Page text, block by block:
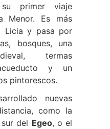
primer viaje
Menor. Es más
Licia y pasa por
bosques, una
termas
y un
pintorescos.
nuevas
como la
del Egeo, o el